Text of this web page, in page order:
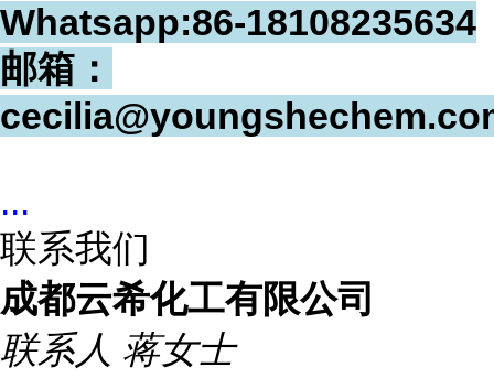
Whatsapp:86-18108235634
邮箱：
...
联系我们
成都云希化工有限公司
联系人 蒋女士